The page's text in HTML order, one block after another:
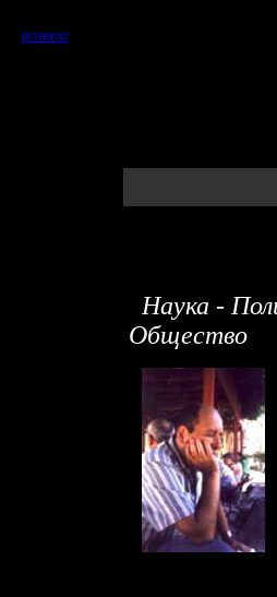
ВОЗВРАТ
Наука -
Общество